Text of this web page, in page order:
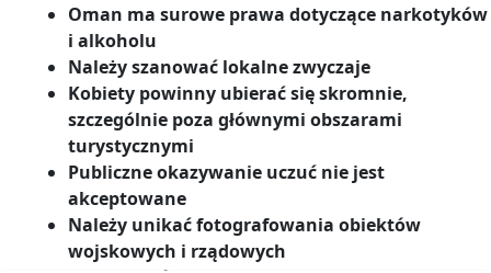
Oman ma surowe prawa dotyczące narkotyków
i alkoholu
Należy szanować lokalne zwyczaje
Kobiety powinny ubierać się skromnie,
szczególnie poza głównymi obszarami
turystycznymi
Publiczne okazywanie uczuć nie jest
akceptowane
Należy unikać fotografowania obiektów
wojskowych i rządowych